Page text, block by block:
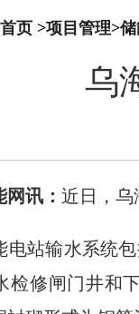
首页 >项目管理>
乌
讯： 近日，乌
电站输水系统
检修闸门井和